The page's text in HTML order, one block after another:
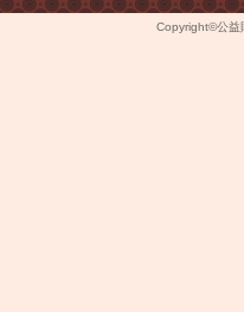
Copyright©公益